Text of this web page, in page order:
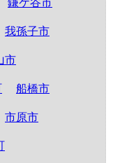
鎌ケ谷市
我孫子市
市
船橋市
市原市